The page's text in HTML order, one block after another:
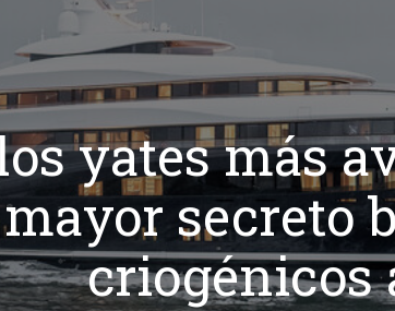
yates más
secreto
criogénicos